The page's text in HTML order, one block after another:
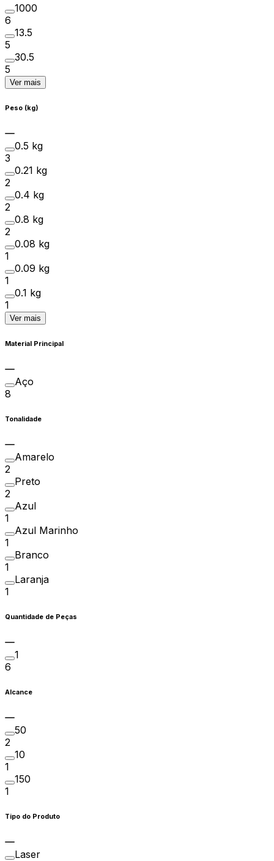
1000
6
13.5
5
30.5
5
Ver mais
Peso (kg)
0.5 kg
3
0.21 kg
2
0.4 kg
2
0.8 kg
2
0.08 kg
1
0.09 kg
1
0.1 kg
1
Ver mais
Material Principal
Aço
8
Tonalidade
Amarelo
2
Preto
2
Azul
1
Azul Marinho
1
Branco
1
Laranja
1
Quantidade de Peças
1
6
Alcance
50
2
10
1
150
1
Tipo do Produto
Laser